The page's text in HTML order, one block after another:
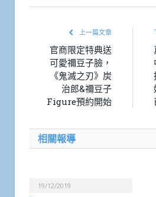
上一篇文章
官商限定特典送
可愛禰豆子臉，
《鬼滅之刃》炭
治郎&禰豆子
Figure預約開始
相關報導
19/12/2019